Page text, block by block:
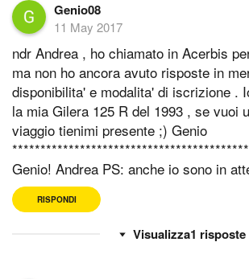
Genio08
11 May 2017
ndr Andrea , ho chiamato in Acerbis
ma non ho ancora avuto risposte in
disponibilita' e modalita' di iscrizione .
la mia Gilera 125 R del 1993 , se vuoi
viaggio tienimi presente ;) Genio
Genio! Andrea PS: anche io sono in
RISPONDI
1 risposte